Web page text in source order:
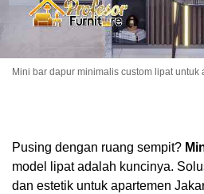
Mini bar dapur minimalis custom lipat untuk
Pusing dengan ruang sempit?
model lipat adalah kuncinya.
dan estetik untuk apartemen